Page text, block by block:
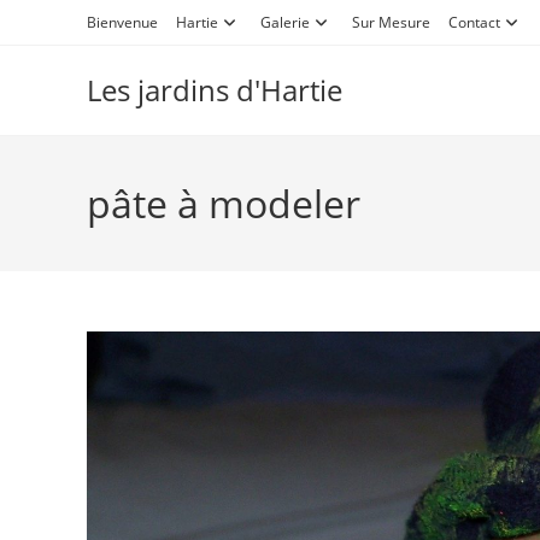
Bienvenue Hartie Galerie Sur Mesure Contact
Les jardins d'Hartie
pâte à modeler